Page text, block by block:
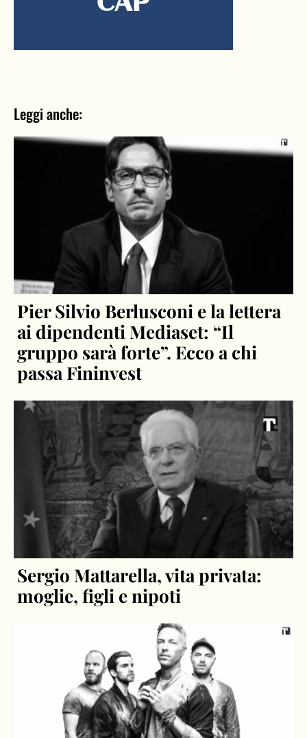
Leggi anche:
Pier Silvio Berlusconi e la lettera
ai dipendenti Mediaset: “Il
gruppo sarà forte”. Ecco a chi
passa Fininvest
Sergio Mattarella, vita privata:
moglie, figli e nipoti